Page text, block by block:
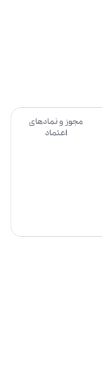
مجوز و نمادهای
اعتماد